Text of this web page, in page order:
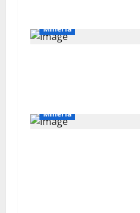
Mineria
Mineria